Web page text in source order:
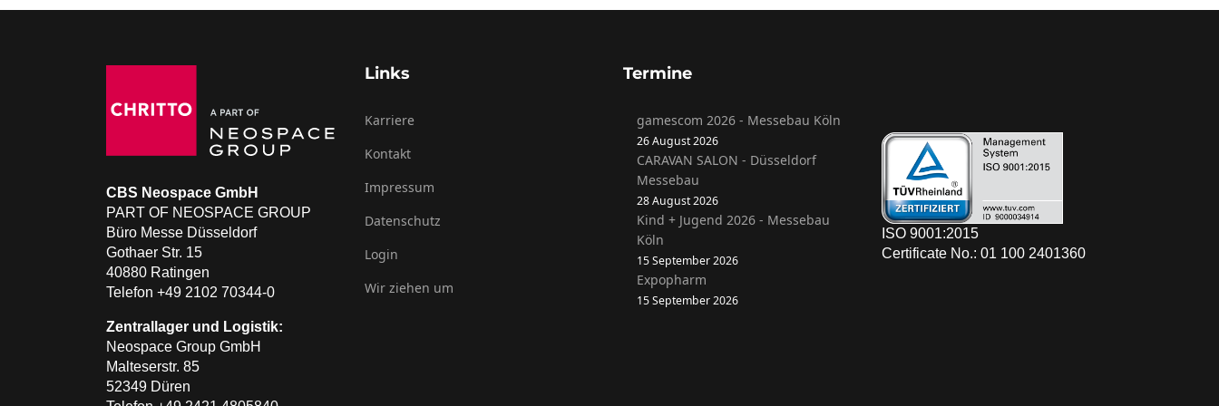
CBS Neospace GmbH
PART OF NEOSPACE GROUP
Büro Messe Düsseldorf
Gothaer Str. 15
40880 Ratingen
Telefon +49 2102 70344-0
Zentrallager und Logistik:
Neospace Group GmbH
Malteserstr. 85
52349 Düren
Links
Karriere
Kontakt
Impressum
Datenschutz
Login
Wir ziehen um
Termine
gamescom 2026 - Messebau Köln
26 August 2026
CARAVAN SALON - Düsseldorf
Messebau
28 August 2026
Kind + Jugend 2026 - Messebau
Köln
15 September 2026
Expopharm
15 September 2026
ISO 9001:2015
Certificate No.: 01 100 2401360